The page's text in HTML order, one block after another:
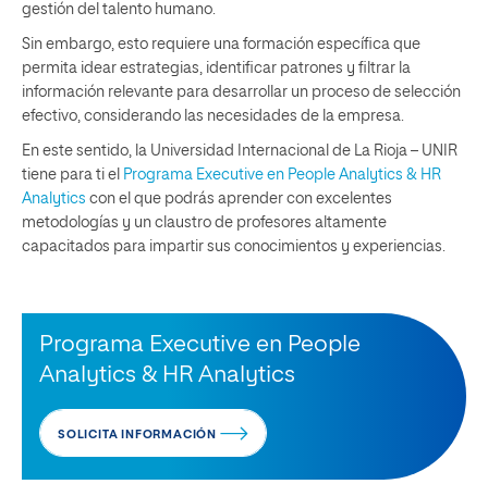
gestión del talento humano.
Sin embargo, esto requiere una formación específica que
permita idear estrategias, identificar patrones y filtrar la
información relevante para desarrollar un proceso de selección
efectivo, considerando las necesidades de la empresa.
En este sentido, la Universidad Internacional de La Rioja – UNIR
tiene para ti el Programa Executive en People Analytics & HR
Analytics con el que podrás aprender con excelentes
metodologías y un claustro de profesores altamente
capacitados para impartir sus conocimientos y experiencias.
Programa Executive en People
Analytics & HR Analytics
SOLICITA INFORMACIÓN